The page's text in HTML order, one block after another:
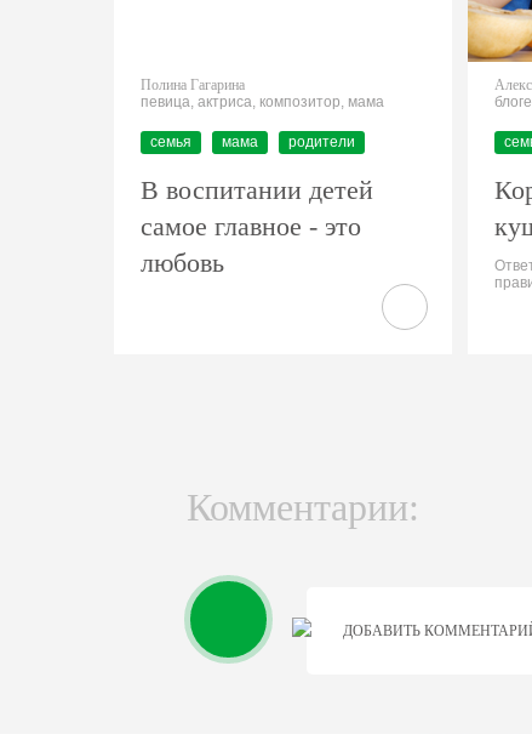
Полина Гагарина
певица, актриса, композитор, мама
семья мама родители
В воспитании детей
самое главное - это
любовь
Комментарии:
ДОБАВИТЬ